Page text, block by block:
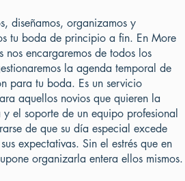
diseñamos, organizamos y
tu boda de principio a fin. En More
nos encargaremos de todos los
la agenda temporal de
para tu boda. Es un servicio
aquellos novios que quieren la
el soporte de un equipo profesional
de que su día especial excede
expectativas. Sin el estrés que en
organizarla entera ellos mismos.